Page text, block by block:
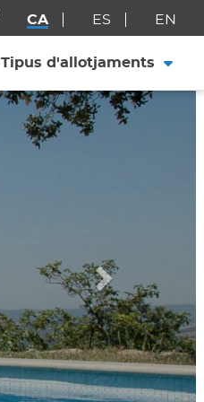
Següent
Tipus d'allotjaments
CA ES EN